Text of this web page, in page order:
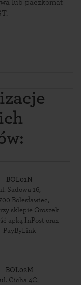
BOL01N
Sadowa 16,
Bolesławiec,
sklepie Groszek
apką InPost oraz
PayByLink
BOL02M
ul. Cicha 4C,